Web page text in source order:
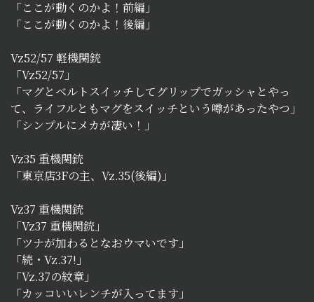
「ここが動くのかよ！前編」
「ここが動くのかよ！後編」
Vz52/57 軽機関銃
「Vz52/57」
「マグとベルトスイッチしてグリップでガッシャとやっ
て、ライフルともマグをスイッチという噂があったやつ」
「シンプルにメカが凄い！」
Vz35 重機関銃
「東京店3Fの主、Vz.35(後編)」
Vz37 重機関銃
「Vz37 重機関銃」
「ツナが加わるとなおウマいです」
「続・Vz.37!」
「Vz.37の紋章」
「カッコいいレンチが入ってます」